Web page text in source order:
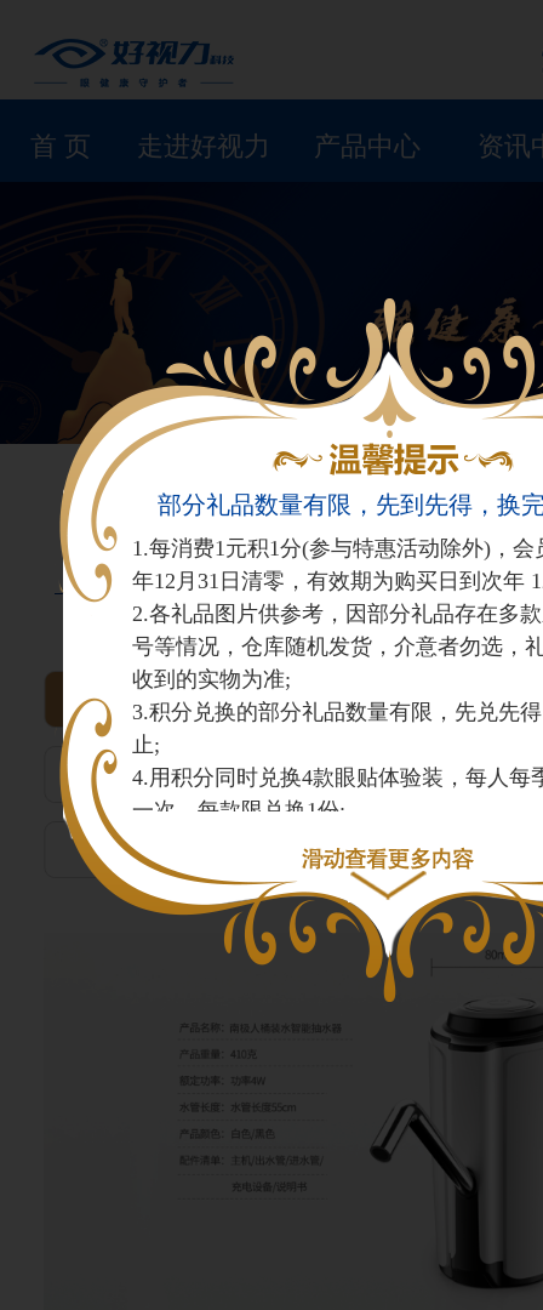
首 页 走进好视力 产品中心 资讯
积分商城
全部分类 旅游产品类
健康用品类 床上用品类
电子产品类 生活日用品类
部分礼品数量有限，先到先得，换
1.每消费1元积1分(参与特惠活动除外)，会
年12月31日清零，有效期为购买日到次年
2.各礼品图片供参考，因部分礼品存在多
号等情况，仓库随机发货，介意者勿选，
收到的实物为准;
3.积分兑换的部分礼品数量有限，先兑先
止;
4.用积分同时兑换4款眼贴体验装，每人每
一次，每款限兑换1份;
5.所有电子产品收到货一个月内调换；
6.保健食品不能代替药物，不宜超过推荐
营养补充剂同时食用;
7.因礼品成本上涨，积分分值及兑换方式
(本活动最终解释权归北京好视力